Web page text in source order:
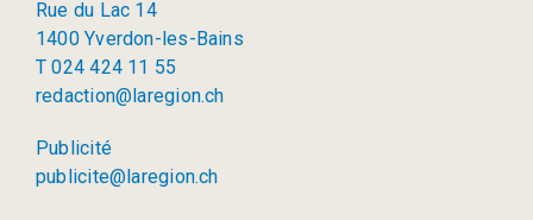
Rue du Lac 14
1400 Yverdon-les-Bains
T 024 424 11 55
redaction@laregion.ch
Publicité
publicite@laregion.ch